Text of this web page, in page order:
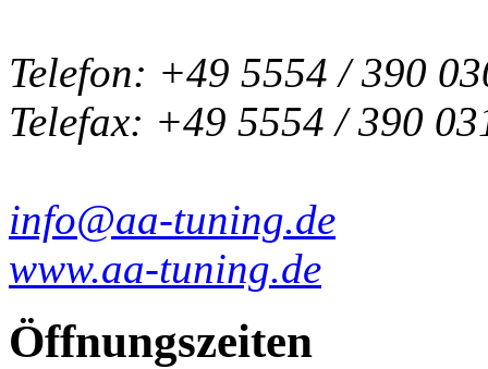
Telefon: +49 5554 / 390
Telefax: +49 5554 / 390
info@aa-tuning.de
www.aa-tuning.de
Öffnungszeiten